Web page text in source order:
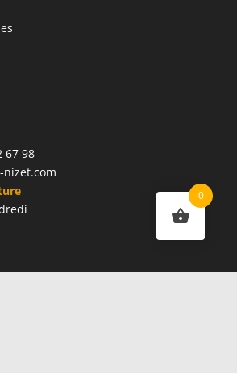
67 98
nizet.com
0